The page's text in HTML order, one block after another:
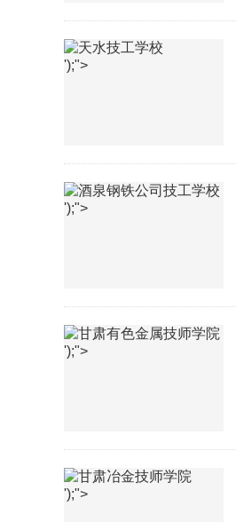
');">
');">
');">
');">